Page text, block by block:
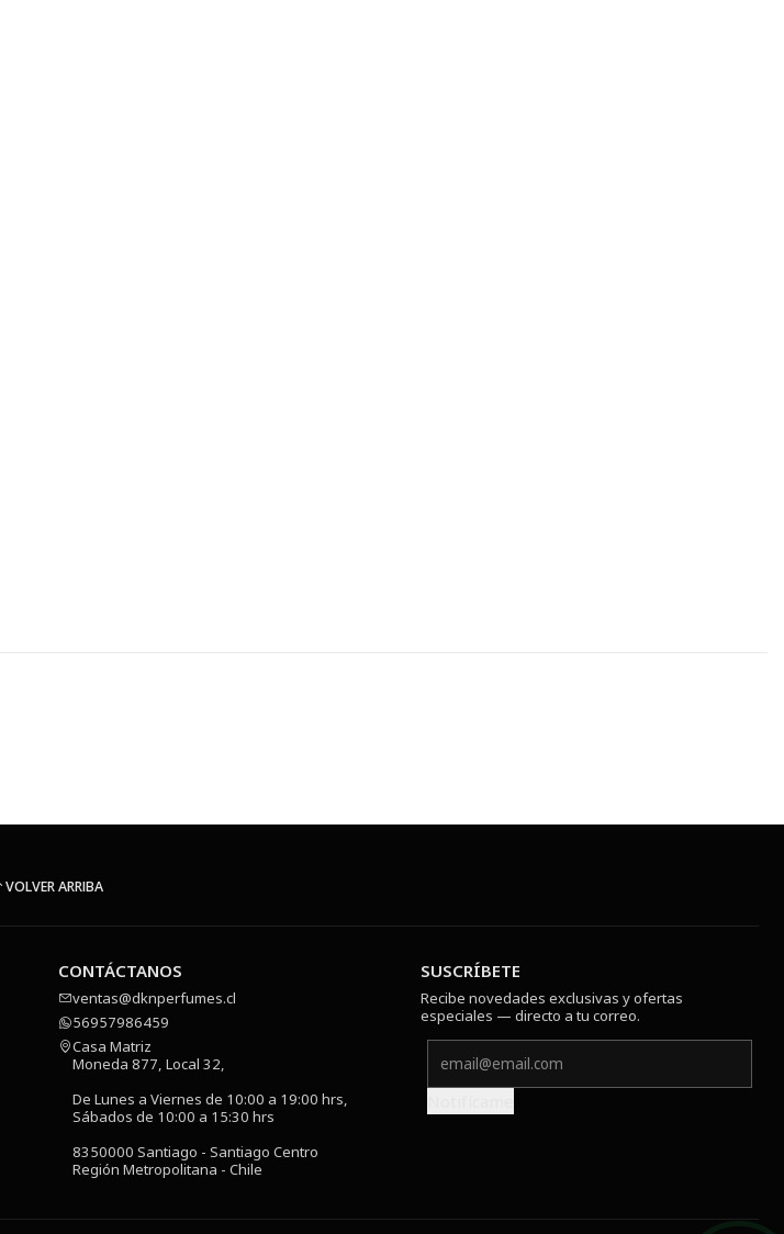
VOLVER ARRIBA
CONTÁCTANOS
ventas@dknperfumes.cl
56957986459
Casa Matriz
Moneda 877, Local 32,
De Lunes a Viernes de 10:00 a 19:00 hrs,
Sábados de 10:00 a 15:30 hrs
8350000 Santiago - Santiago Centro
Región Metropolitana - Chile
SUSCRÍBETE
Recibe novedades exclusivas y ofertas
especiales — directo a tu correo.